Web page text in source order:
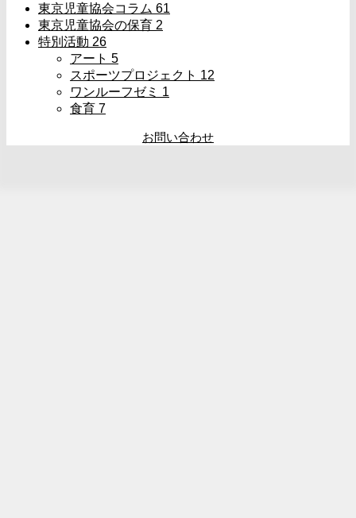
東京児童協会コラム 61
東京児童協会の保育 2
特別活動 26
アート 5
スポーツプロジェクト 12
ワンルーフゼミ 1
食育 7
お問い合わせ